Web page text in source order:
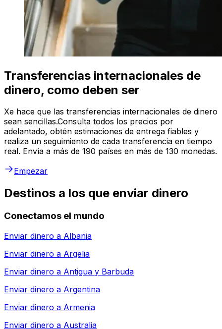
Transferencias internacionales de
dinero, como deben ser
Xe hace que las transferencias internacionales de dinero
sean sencillas.Consulta todos los precios por
adelantado, obtén estimaciones de entrega fiables y
realiza un seguimiento de cada transferencia en tiempo
real. Envía a más de 190 países en más de 130 monedas.
Empezar
Destinos a los que enviar dinero
Conectamos el mundo
Enviar dinero a Albania
Enviar dinero a Argelia
Enviar dinero a Antigua y Barbuda
Enviar dinero a Argentina
Enviar dinero a Armenia
Enviar dinero a Australia